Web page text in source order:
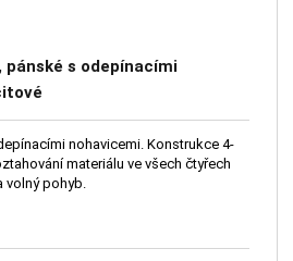
pánské s odepínacími
nohavicemi. Konstrukce 4-
materiálu ve všech čtyřech
volný pohyb.